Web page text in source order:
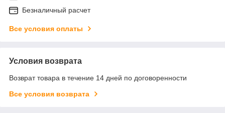
Безналичный расчет
Все условия оплаты
Условия возврата
Возврат товара в течение 14 дней по договоренности
Все условия возврата